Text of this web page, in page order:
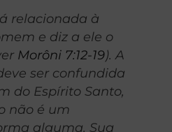
relacionada à
e diz a ele o
Morôni 7:12-19). A
ser confundida
do Espírito Santo,
não é um
alguma. Sua